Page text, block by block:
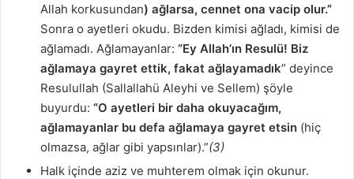
Allah korkusundan) ağlarsa, cennet ona vacip olur.”
Sonra o ayetleri okudu. Bizden kimisi ağladı, kimisi de
ağlamadı. Ağlamayanlar: “Ey Allah’ın Resulü! Biz
ağlamaya gayret ettik, fakat ağlayamadık” deyince
Resulullah (Sallallahü Aleyhi ve Sellem) şöyle
buyurdu: “O ayetleri bir daha okuyacağım,
ağlamayanlar bu defa ağlamaya gayret etsin (hiç
olmazsa, ağlar gibi yapsınlar).”(3)
Halk içinde aziz ve muhterem olmak için okunur.